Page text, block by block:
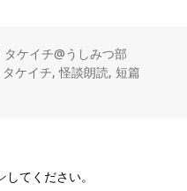
作
成
タケイチ@うしみつ部
タケイチ,怪談朗読, 短篇
してください。